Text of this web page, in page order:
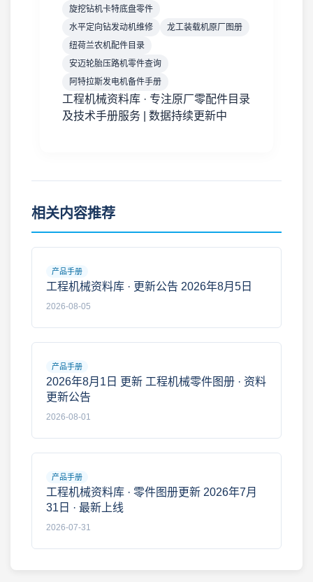
旋挖钻机卡特底盘零件
水平定向钻发动机维修
龙工装载机原厂图册
纽荷兰农机配件目录
安迈轮胎压路机零件查询
阿特拉斯发电机备件手册
工程机械资料库 · 专注原厂零配件目录
及技术手册服务 | 数据持续更新中
相关内容推荐
产品手册
工程机械资料库 · 更新公告 2026年8月5日
2026-08-05
产品手册
2026年8月1日 更新 工程机械零件图册 · 资料
更新公告
2026-08-01
产品手册
工程机械资料库 · 零件图册更新 2026年7月
31日 · 最新上线
2026-07-31